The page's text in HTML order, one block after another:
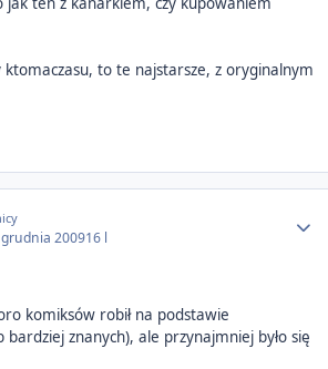
to te najstarsze, z oryginalnym
200916 l
komiksów robił na podstawie
znanych), ale przynajmniej było się